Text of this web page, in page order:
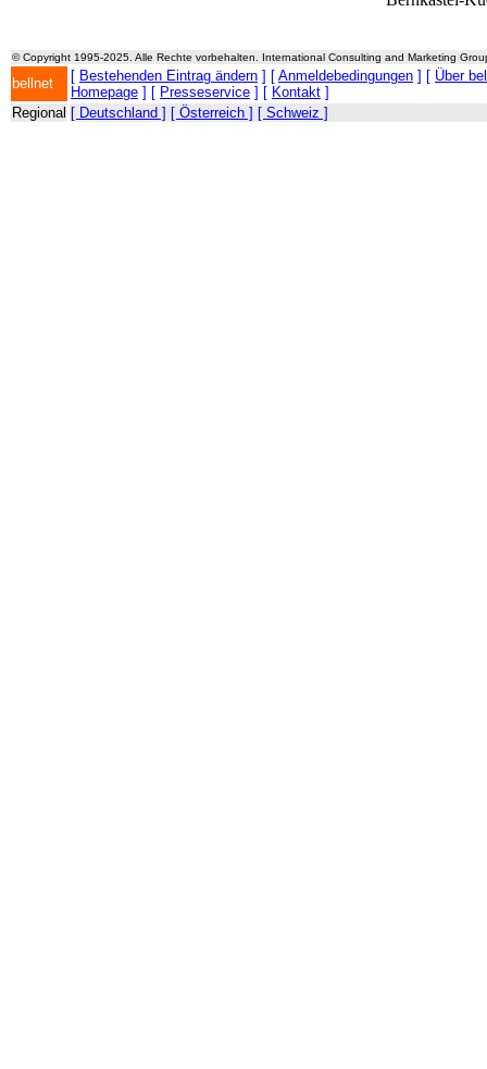
© Copyright 1995-2025. Alle Rechte vorbehalten. International Consulting and Marketing
bellnet [ Bestehenden Eintrag ändern ] [ Anmeldebedingungen ] [ Über
Homepage ] [ Presseservice ] [ Kontakt ]
Regional [ Deutschland ] [ Österreich ] [ Schweiz ]